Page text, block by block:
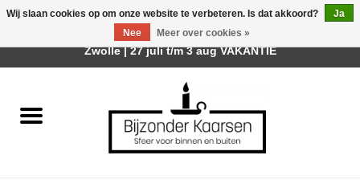
Räder Design Stories
Wij slaan cookies op om onze website te verbeteren. Is dat akkoord?
Ja
Nee
Meer over cookies »
Afhalen is mogelijk bij mijn winkel Trotz | Belvederelaan 107
Zwolle | 27 juli t/m 3 aug VAKANTIE